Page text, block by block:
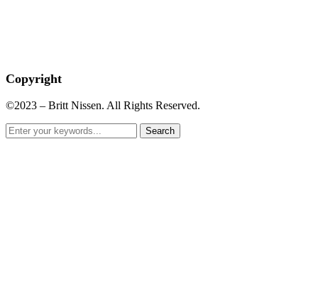
Copyright
©2023 – Britt Nissen. All Rights Reserved.